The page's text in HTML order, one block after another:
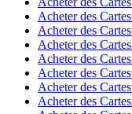
Acheter des
Acheter des
Acheter des
Acheter des
Acheter des
Acheter des
Acheter des